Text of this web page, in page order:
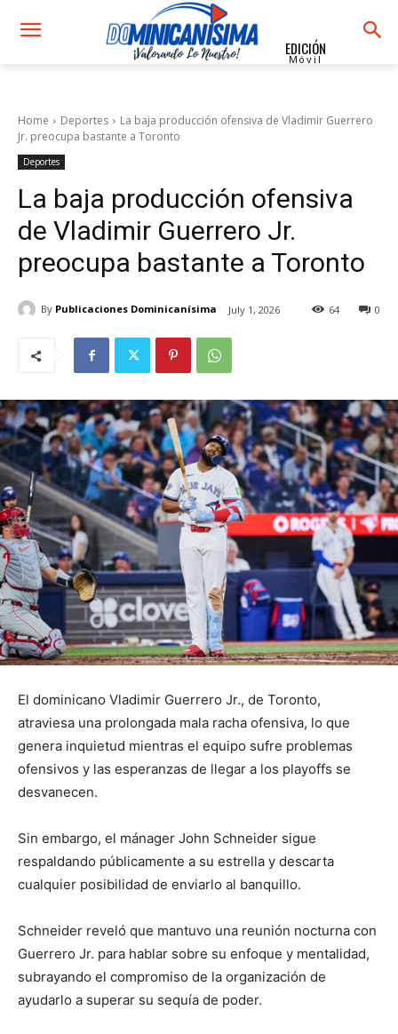
EDICIÓN
Móvil
Home Deportes
La baja producción ofensiva de Vladimir Guerrero
Jr. preocupa bastante a Toronto
Deportes
La baja producción ofensiva
de Vladimir Guerrero Jr.
preocupa bastante a Toronto
By Publicaciones Dominicanísima July 1, 2026 0
64
El dominicano Vladimir Guerrero Jr., de Toronto,
atraviesa una prolongada mala racha ofensiva, lo que
genera inquietud mientras el equipo sufre problemas
ofensivos y las esperanzas de llegar a los playoffs se
desvanecen.
Sin embargo, el mánager John Schneider sigue
respaldando públicamente a su estrella y descarta
cualquier posibilidad de enviarlo al banquillo.
Schneider reveló que mantuvo una reunión nocturna con
Guerrero Jr. para hablar sobre su enfoque y mentalidad,
subrayando el compromiso de la organización de
ayudarlo a superar su sequía de poder.